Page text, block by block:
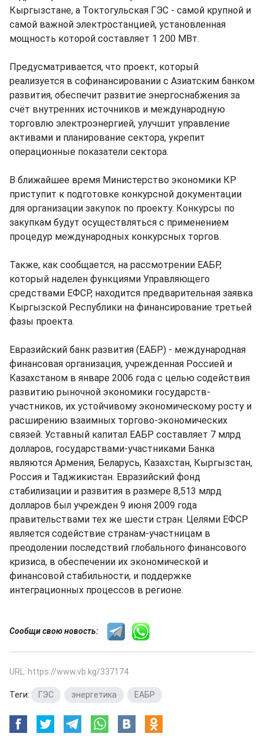
Кыргызстане, а Токтогульская ГЭС - самой крупной и
самой важной электростанцией, установленная
мощность которой составляет 1 200 МВт.
Предусматривается, что проект, который
реализуется в софинансировании с Азиатским банком
развития, обеспечит развитие энергоснабжения за
счёт внутренних источников и международную
торговлю электроэнергией, улучшит управление
активами и планирование сектора, укрепит
операционные показатели сектора.
В ближайшее время Министерство экономики КР
приступит к подготовке конкурсной документации
для организации закупок по проекту. Конкурсы по
закупкам будут осуществляться с применением
процедур международных конкурсных торгов.
Также, как сообщается, на рассмотрении ЕАБР,
который наделен функциями Управляющего
средствами ЕФСР, находится предварительная заявка
Кыргызской Республики на финансирование третьей
фазы проекта.
Евразийский банк развития (ЕАБР) - международная
финансовая организация, учрежденная Россией и
Казахстаном в январе 2006 года с целью содействия
развитию рыночной экономики государств-
участников, их устойчивому экономическому росту и
расширению взаимных торгово-экономических
связей. Уставный капитал ЕАБР составляет 7 млрд
долларов, государствами-участниками Банка
являются Армения, Беларусь, Казахстан, Кыргызстан,
Россия и Таджикистан. Евразийский фонд
стабилизации и развития в размере 8,513 млрд
долларов был учрежден 9 июня 2009 года
правительствами тех же шести стран. Целями ЕФСР
является содействие странам-участницам в
преодолении последствий глобального финансового
кризиса, в обеспечении их экономической и
финансовой стабильности, и поддержке
интеграционных процессов в регионе.
Сообщи свою новость:
URL: https://www.vb.kg/337174
Теги: ГЭС энергетика ЕАБР